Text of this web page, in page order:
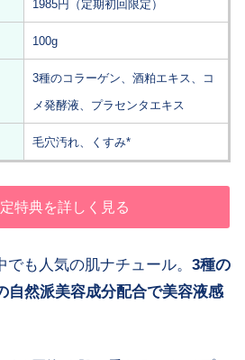
1985円（定期初回限定）
100g
3種のコラーゲン、酒粕エキス、コ
メ発酵液、プラセンタエキス
毛穴汚れ、くすみ*
特典を詳しく見る
でも人気の肌ナチュール。3種の
自然派美容成分配合で美容液感